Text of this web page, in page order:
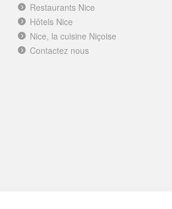
Restaurants Nice
Hôtels Nice
Nice, la cuisine Niçoise
Contactez nous